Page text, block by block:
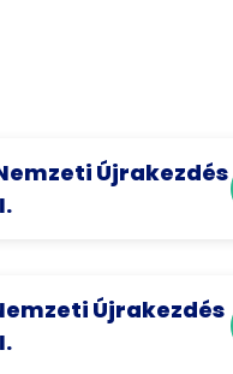
Újrakezdés
Újrakezdés